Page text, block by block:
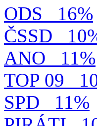
ODS
16%
ČSSD
ANO
11%
TOP 09
SPD
11%